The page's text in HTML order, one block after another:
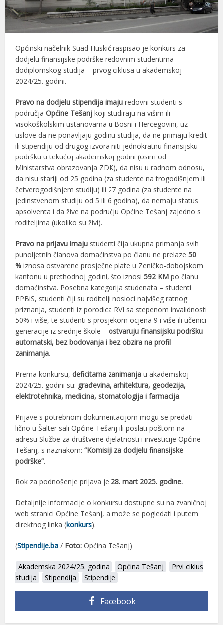
Općinski načelnik Suad Huskić raspisao je konkurs za
dodjelu finansijske podrške redovnim studentima
dodiplomskog studija – prvog ciklusa u akademskoj
2024/25. godini.
Pravo na dodjelu stipendija imaju redovni studenti s
područja Općine Tešanj koji studiraju na višim ili
visokoškolskim ustanovama u Bosni i Hercegovini, uz
uslove da ne ponavljaju godinu studija, da ne primaju kredit
ili stipendiju od drugog izvora niti jednokratnu finansijsku
podršku u tekućoj akademskoj godini (osim od
Ministarstva obrazovanja ZDK), da nisu u radnom odnosu,
da nisu stariji od 25 godina (za studente na trogodišnjem ili
četverogodišnjem studiju) ili 27 godina (za studente na
jedinstvenom studiju od 5 ili 6 godina), da nemaju status
apsolventa i da žive na području Općine Tešanj zajedno s
roditeljima (ukoliko su živi).
Pravo na prijavu imaju studenti čija ukupna primanja svih
punoljetnih članova domaćinstva po članu ne prelaze50
% iznosa ostvarene prosječne plate u Zeničko-dobojskom
kantonu u prethodnoj godini, što iznosi592 KM po članu
domaćinstva. Posebna kategorija studenata – studenti
PPBiS, studenti čiji su roditelji nosioci najvišeg ratnog
priznanja, studenti iz porodica RVI sa stepenom invalidnosti
50% i više, te studenti s prosjekom ocjena 9 i više ili učenici
generacije iz srednje škole –ostvaruju finansijsku podršku
automatski, bez bodovanja i bez obzira na profil
zanimanja.
Prema konkursu,deficitarna zanimanja u akademskoj
2024/25. godini su: građevina, arhitektura, geodezija,
elektrotehnika, medicina, stomatologija i farmacija.
Prijave s potrebnom dokumentacijom mogu se predati
lično u Šalter sali Općine Tešanj ili poslati poštom na
adresu Službe za društvene djelatnosti i investicije Općine
Tešanj, s naznakom:“Komisiji za dodjelu finansijske
podrške”.
Rok za podnošenje prijava je 28. mart 2025. godine.
Detaljnije informacije o konkursu dostupne su na zvaničnoj
web stranici Općine Tešanj, a može se pogledati i putem
direktnog linka (konkurs).
(Stipendije.ba / Foto: Općina Tešanj)
Akademska 2024/25. godina Općina Tešanj
Prvi ciklus
studija
Stipendija Stipendije
Facebook